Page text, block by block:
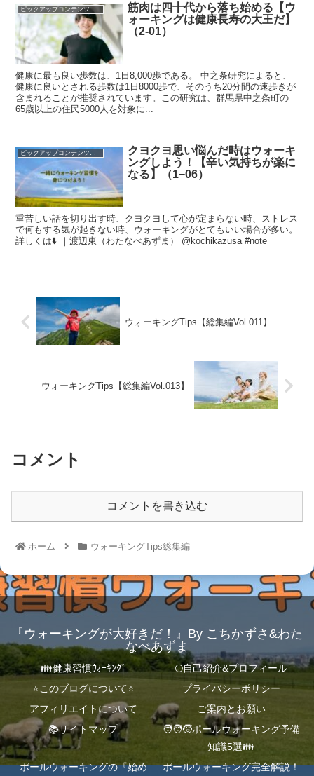
ピックアップコンテンツを集めました！
筋肉は四十代から落ち始める【ウ
ォーキングは健康長寿の大王だ】
（2-01）
健康に最も良い歩数は、1日8,000歩である。 中之条研究によると、
健康に良いとされる歩数は1日8000歩で、そのうち20分間の速歩きが
含まれることが推奨されています。この研究は、群馬県中之条町の
65歳以上の住民5000人を対象に...
クヨクヨ思い悩んだ時はウォーキ
ングしよう！【辛い気持ちが楽に
なる】（1−06）
重苦しい話を切り出す時、クヨクヨして心が定まらない時、ストレス
で何もする気が起きない時、ウォーキングがとてもいい場合が多い。
詳しくは⬇️ ｜渡辺東（わたなべあずま） @kochikazusa #note
ウォーキングTips【総集編Vol.011】
ウォーキングTips【総集編Vol.013】
コメント
コメントを書き込む
ホーム ウォーキングTips総集編
『ウォーキングが大好きだ！』By こちかずさ&わた
なべあずま
👪健康習慣ｳｫｰｷﾝｸﾞ
🌕自己紹介&プロフィール
⭐️このブログについて⭐️
プライバシーポリシー
アフィリエイトについて
ご案内とお願い
📚サイトマップ
🧑‍🧑‍🧒ポールウォーキング予備
知識5選👪
ポールウォーキングの『始め
ポールウォーキング完全解説！